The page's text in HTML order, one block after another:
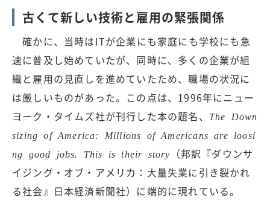
古くて新しい技術と雇用の緊張関係
確かに、当時はITが企業にも家庭にも学校にも急
速に普及し始めていたが、同時に、多くの企業が組
織と雇用の見直しを進めていたため、職場の状況に
は厳しいものがあった。この点は、1996年にニュー
ヨーク・タイムズ社が刊行した本の題名、
The Down
sizing of America: Millions of Americans are loosi
ng good jobs. This is their story
（邦訳『ダウンサ
イジング・オブ・アメリカ：大量失業に引き裂かれ
る社会』日本経済新聞社）に端的に現れている。